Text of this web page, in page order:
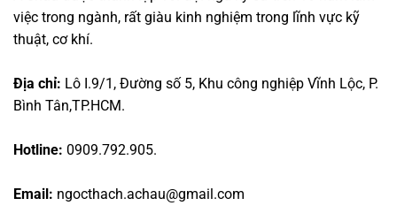
việc trong ngành, rất giàu kinh nghiệm trong lĩnh vực kỹ
thuật, cơ khí.
Địa chỉ: Lô I.9/1, Đường số 5, Khu công nghiệp Vĩnh Lộc, P.
Bình Tân,TP.HCM.
Hotline: 0909.792.905.
Email: ngocthach.achau@gmail.com